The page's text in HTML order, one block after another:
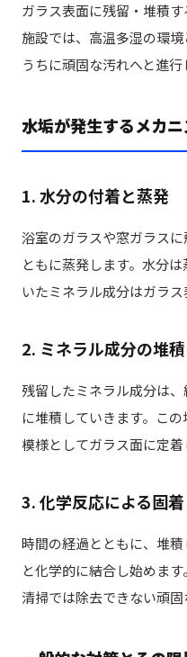
ガラス表面に残留・堆積
施設では、高温多湿の環
うちに頑固な汚れへと進行
水垢が発生するメカ
1. 水分の付着と蒸発
浴室のガラスや窓ガラス
ともに蒸発します。水分
いたミネラル成分はガラス
2. ミネラル成分の堆積
残留したミネラル成分は
に堆積していきます。こ
模様としてガラス面に定着
3. 化学反応による固着
時間の経過とともに、堆
と化学的に結合し始めま
清掃では除去できない頑固